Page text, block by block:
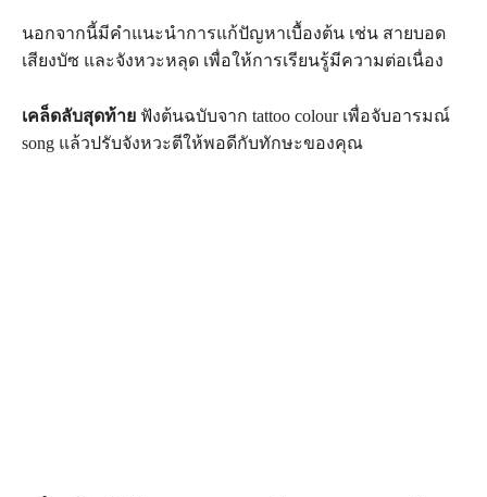
นอกจากนี้มีคำแนะนำการแก้ปัญหาเบื้องต้น เช่น สายบอด
เสียงบัซ และจังหวะหลุด เพื่อให้การเรียนรู้มีความต่อเนื่อง
เคล็ดลับสุดท้าย ฟังต้นฉบับจาก tattoo colour เพื่อจับอารมณ์
song แล้วปรับจังหวะตีให้พอดีกับทักษะของคุณ